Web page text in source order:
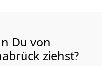
Du von
ziehst?